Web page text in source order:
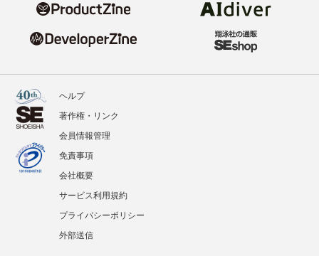
ヘルプ
著作権・リンク
会員情報管理
免責事項
会社概要
サービス利用規約
プライバシーポリシー
外部送信